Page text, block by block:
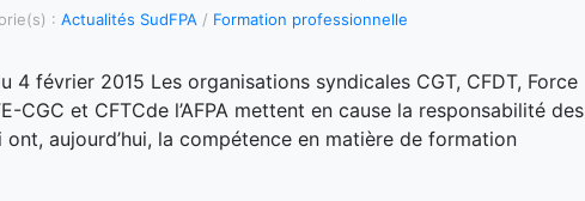
: Actualités SudFPA / Formation professionnelle
4 février 2015 Les organisations syndicales CGT, CFDT, Force
CGC et CFTCde l’AFPA mettent en cause la responsabilité des
aujourd’hui, la compétence en matière de formation